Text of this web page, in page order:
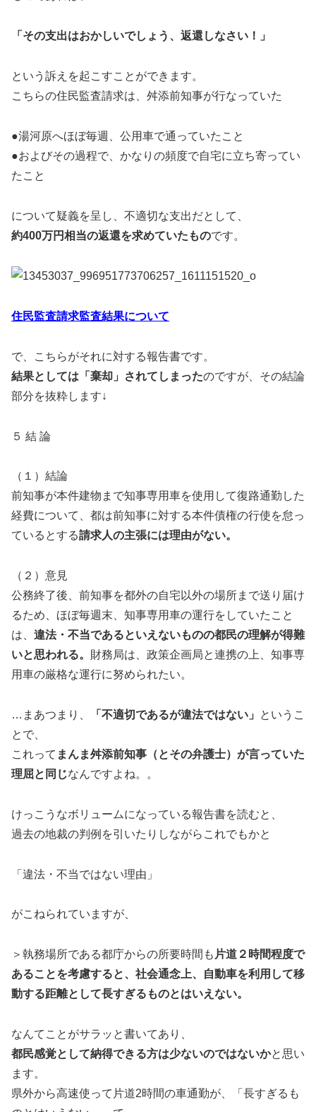
「その支出はおかしいでしょう、返還しなさい！」
という訴えを起こすことができます。
こちらの住民監査請求は、舛添前知事が行なっていた
●湯河原へほぼ毎週、公用車で通っていたこと
●およびその過程で、かなりの頻度で自宅に立ち寄ってい
たこと
について疑義を呈し、不適切な支出だとして、
約400万円相当の返還を求めていたものです。
住民監査請求監査結果について
で、こちらがそれに対する報告書です。
結果としては「棄却」されてしまったのですが、その結論
部分を抜粋します↓
５ 結 論
（１）結論
前知事が本件建物まで知事専用車を使用して復路通勤した
経費について、都は前知事に対する本件債権の行使を怠っ
ているとする請求人の主張には理由がない。
（２）意見
公務終了後、前知事を都外の自宅以外の場所まで送り届け
るため、ほぼ毎週末、知事専用車の運行をしていたこと
は、 違法・不当であるといえないものの都民の理解が得難
いと思われる。 財務局は、政策企画局と連携の上、知事専
用車の厳格な運行に努められたい。
…まあつまり、 「不適切であるが違法ではない」
というこ
とで、
これって まんま舛添前知事（とその弁護士）が言っていた
理屈と同じなんですよね。。
けっこうなボリュームになっている報告書を読むと、
過去の地裁の判例を引いたりしながらこれでもかと
「違法・不当ではない理由」
がこねられていますが、
＞執務場所である都庁からの所要時間も 片道２時間程度で
あることを考慮すると、社会通念上、自動車を利用して移
動する距離として長すぎるものとはいえない。
なんてことがサラッと書いてあり、
都民感覚として納得できる方は少ないのではないかと思い
ます。
県外から高速使って片道2時間の車通勤が、「長すぎるも